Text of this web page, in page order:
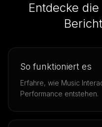
Entdecke
So funktioniert es
Erfahre, wie Music
Performance entstehen.